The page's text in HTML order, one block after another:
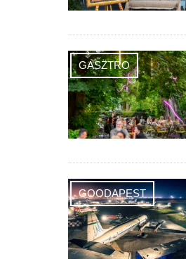
GASZTRO
GOODAPEST